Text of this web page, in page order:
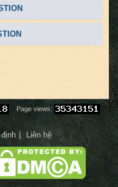
Page views:
Liên hệ